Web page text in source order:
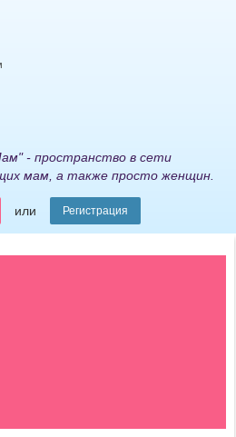
- пространство в сети
мам, а также просто женщин.
или Регистрация